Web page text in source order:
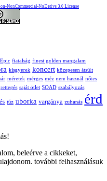
NonCommercial-NoDerivs 3.0 License
Epic fiatalság finest golden mangalam
kisgyerek koncert közepesen átsült
méretek mérges méz nem használ nőies
rettegés saját ötlet SOAD szabályozás
tűz uborka vargánya zuhanás érd
beleérve a cikkeket,
további felhasználásuk